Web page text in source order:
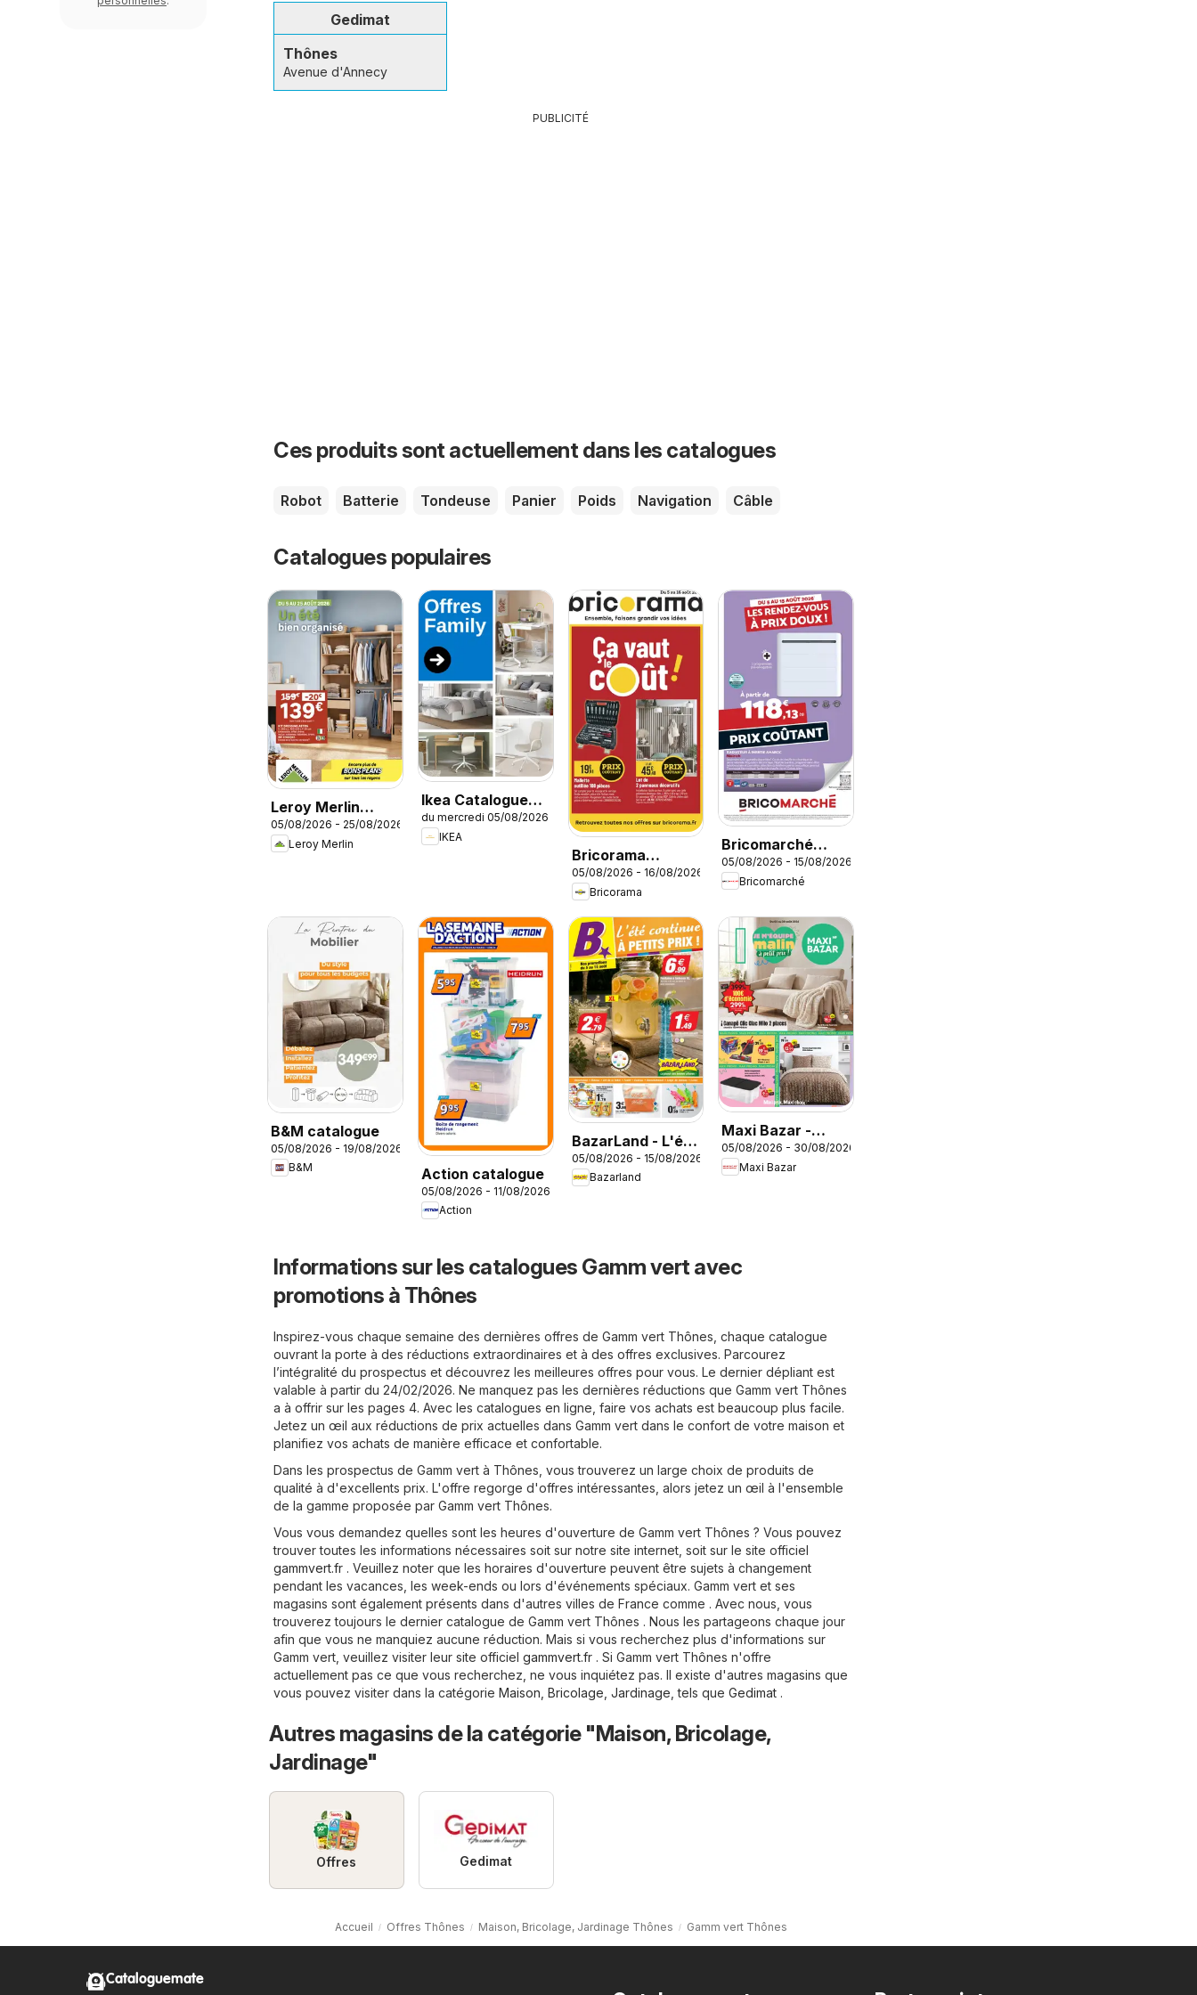
Gedimat
Thônes
Avenue d'Annecy
PUBLICITÉ
Ces produits sont actuellement dans les catalogues
Robot Batterie Tondeuse Panier Poids Navigation Câble
Catalogues populaires
Leroy Merlin
catalogue
05/08/2026 - 25/08/2026
Leroy Merlin
Ikea Catalogue
des produits -
Offres Ikea Family
du mercredi 05/08/2026
IKEA
Bricorama
catalogue
05/08/2026 - 16/08/2026
Bricorama
Bricomarché
catalogue
05/08/2026 - 15/08/2026
Bricomarché
B&M catalogue
05/08/2026 - 19/08/2026
B&M
Action catalogue
05/08/2026 - 11/08/2026
Action
BazarLand - L'été
continue à petits
prix
05/08/2026 - 15/08/2026
Bazarland
Maxi Bazar -
Brochure
05/08/2026 - 30/08/2026
Maxi Bazar
Informations sur les catalogues Gamm vert avec
promotions à Thônes
Inspirez-vous chaque semaine des dernières offres de Gamm vert Thônes, chaque catalogue
ouvrant la porte à des réductions extraordinaires et à des offres exclusives. Parcourez
l’intégralité du prospectus et découvrez les meilleures offres pour vous. Le dernier dépliant est
valable à partir du 24/02/2026. Ne manquez pas les dernières réductions que Gamm vert Thônes
a à offrir sur les pages 4. Avec les catalogues en ligne, faire vos achats est beaucoup plus facile.
Jetez un œil aux réductions de prix actuelles dans Gamm vert dans le confort de votre maison et
planifiez vos achats de manière efficace et confortable.
Dans les prospectus de Gamm vert à Thônes, vous trouverez un large choix de produits de
qualité à d'excellents prix. L'offre regorge d'offres intéressantes, alors jetez un œil à l'ensemble
de la gamme proposée par Gamm vert Thônes.
Vous vous demandez quelles sont les heures d'ouverture de Gamm vert Thônes ? Vous pouvez
trouver toutes les informations nécessaires soit sur notre site internet, soit sur le site officiel
gammvert.fr . Veuillez noter que les horaires d'ouverture peuvent être sujets à changement
pendant les vacances, les week-ends ou lors d'événements spéciaux. Gamm vert et ses
magasins sont également présents dans d'autres villes de France comme . Avec nous, vous
trouverez toujours le dernier catalogue de Gamm vert Thônes . Nous les partageons chaque jour
afin que vous ne manquiez aucune réduction. Mais si vous recherchez plus d'informations sur
Gamm vert, veuillez visiter leur site officiel gammvert.fr . Si Gamm vert Thônes n'offre
actuellement pas ce que vous recherchez, ne vous inquiétez pas. Il existe d'autres magasins que
vous pouvez visiter dans la catégorie Maison, Bricolage, Jardinage , tels que Gedimat .
Autres magasins de la catégorie "Maison, Bricolage,
Jardinage"
Offres Gedimat
Accueil Offres Thônes Maison, Bricolage, Jardinage Thônes Gamm vert Thônes
Cataloguemate